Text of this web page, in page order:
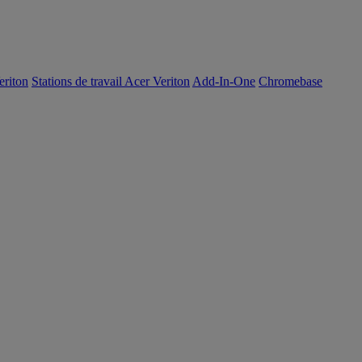
Stations de travail Acer Veriton Add-In-One Chromebase